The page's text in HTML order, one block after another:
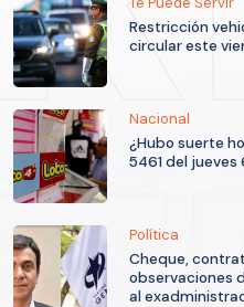
Restricción
circular este
Nacional
¿Hubo suerte
5461 del jueves
Política
Cheque,
observaciones
al